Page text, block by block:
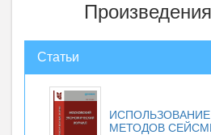
Статьи
МЕТОДОВ